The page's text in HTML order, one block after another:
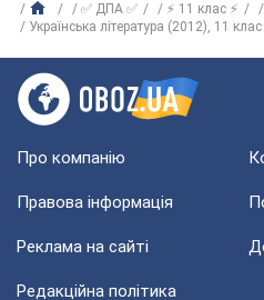
✅ ДПА ✅ ⚡ 11 клас ⚡
Українська література (2012), 11 клас
Про компанію
Правова інформація
Реклама на сайті
Редакційна політика